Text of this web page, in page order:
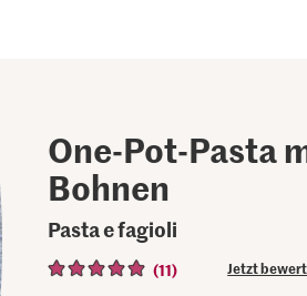
One-Pot-Pasta
Bohnen
Pasta e fagioli
(11) Jetzt